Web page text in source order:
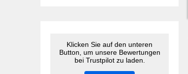
Klicken Sie auf den unteren
Button, um unsere Bewertungen
bei Trustpilot zu laden.